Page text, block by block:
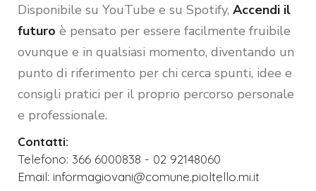
Disponibile su YouTube e su Spotify, Accendi il
futuro è pensato per essere facilmente fruibile
ovunque e in qualsiasi momento, diventando un
punto di riferimento per chi cerca spunti, idee e
consigli pratici per il proprio percorso personale
e professionale.
Contatti:
Telefono: 366 6000838 - 02 92148060
Email: informagiovani@comune.pioltello.mi.it